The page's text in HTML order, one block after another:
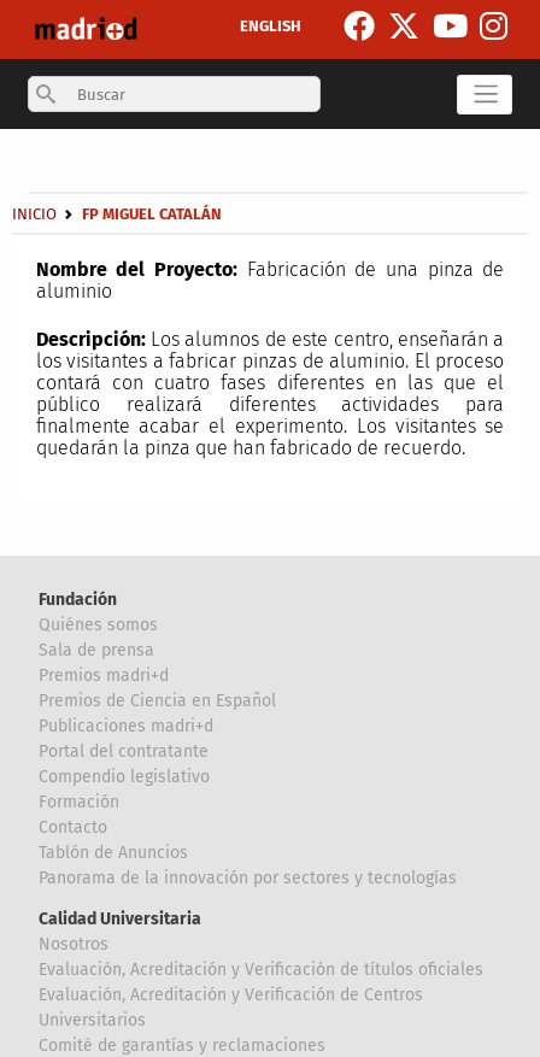
ENGLISH
Search
Sobrescribir enlaces de ayuda a la navegación
INICIO FP MIGUEL CATALÁN
Nombre del Proyecto: Fabricación de una pinza de
aluminio
Descripción:Los alumnos de este centro, enseñarán a
los visitantes a fabricar pinzas de aluminio. El proceso
contará con cuatro fases diferentes en las que el
público realizará diferentes actividades para
finalmente acabar el experimento. Los visitantes se
quedarán la pinza que han fabricado de recuerdo.
Fundación
Quiénes somos
Sala de prensa
Premios madri+d
Premios de Ciencia en Español
Publicaciones madri+d
Portal del contratante
Compendio legislativo
Formación
Contacto
Tablón de Anuncios
Panorama de la innovación por sectores y tecnologías
Calidad Universitaria
Nosotros
Evaluación, Acreditación y Verificación de títulos oficiales
Evaluación, Acreditación y Verificación de Centros
Universitarios
Comité de garantías y reclamaciones